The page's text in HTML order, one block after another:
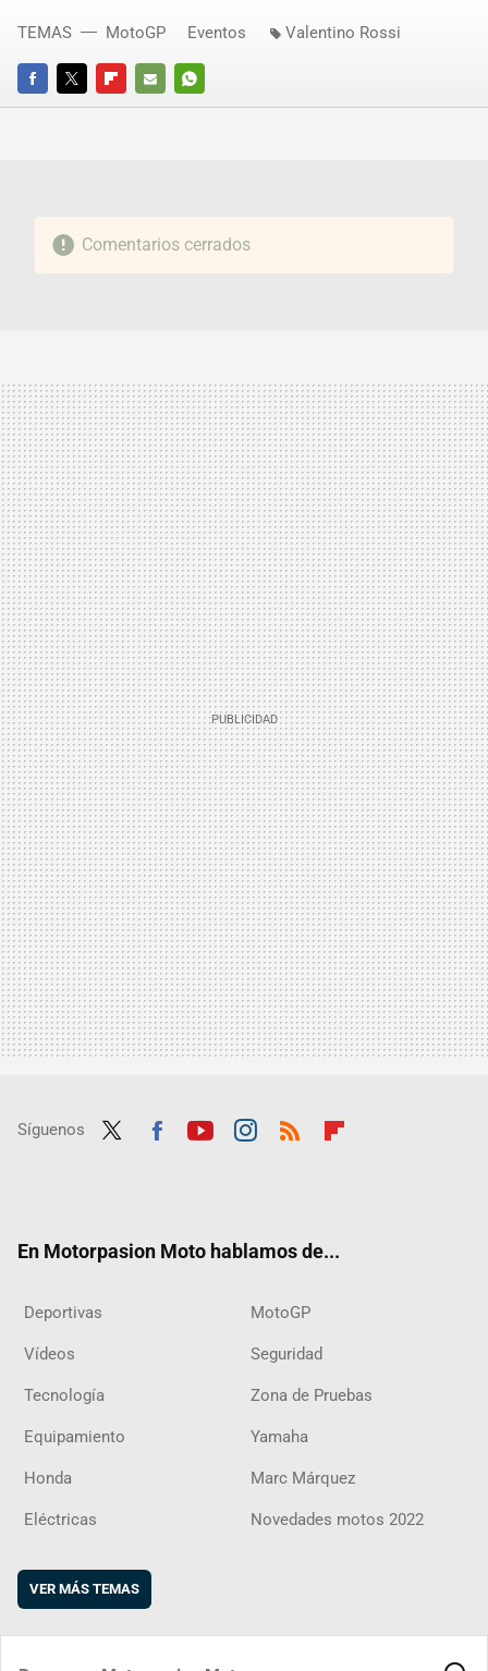
FACEBOOKTWITTERFLIPBOARD
E-
WHATSAPP
TEMAS MotoGP Eventos Valentino Rossi
Comentarios cerrados
Síguenos
En Motorpasion Moto hablamos de...
Deportivas MotoGP
Vídeos Seguridad
Tecnología Zona de Pruebas
Equipamiento Yamaha
Honda Marc Márquez
Eléctricas Novedades motos 2022
VER MÁS TEMAS